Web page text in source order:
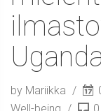
by Mariikka